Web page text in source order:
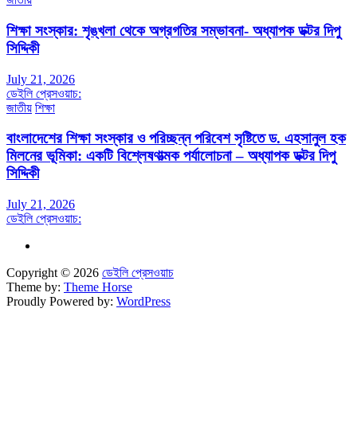
শিক্ষা সংস্কার: শৃঙ্খলা থেকে অগ্রগতির সম্ভাবনা- অধ্যাপক ডক্টর দিপু
সিদ্দিকী
July 21, 2026
ডেইলি প্রেসওয়াচ:
জাতীয় শিক্ষা
বাংলাদেশের শিক্ষা সংস্কার ও পরিচ্ছন্ন পরিবেশ সৃষ্টিতে ড. এহসানুল হক
মিলনের ভূমিকা: একটি বিশ্লেষণাত্মক পর্যালোচনা – অধ্যাপক ডক্টর দিপু
সিদ্দিকী
July 21, 2026
ডেইলি প্রেসওয়াচ:
Copyright © 2026 ডেইলি প্রেসওয়াচ
Theme by: Theme Horse
Proudly Powered by: WordPress